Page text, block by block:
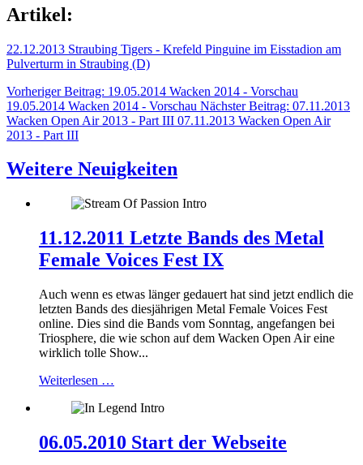
Artikel:
22.12.2013 Straubing Tigers - Krefeld Pinguine im Eisstadion am
Pulverturm in Straubing (D)
Vorheriger Beitrag: 19.05.2014 Wacken 2014 - Vorschau
19.05.2014 Wacken 2014 - Vorschau Nächster Beitrag: 07.11.2013
Wacken Open Air 2013 - Part III 07.11.2013 Wacken Open Air
2013 - Part III
Weitere Neuigkeiten
11.12.2011 Letzte Bands des Metal
Female Voices Fest IX
Auch wenn es etwas länger gedauert hat sind jetzt endlich die
letzten Bands des diesjährigen Metal Female Voices Fest
online. Dies sind die Bands vom Sonntag, angefangen bei
Triosphere, die wie schon auf dem Wacken Open Air eine
wirklich tolle Show...
Weiterlesen …
06.05.2010 Start der Webseite